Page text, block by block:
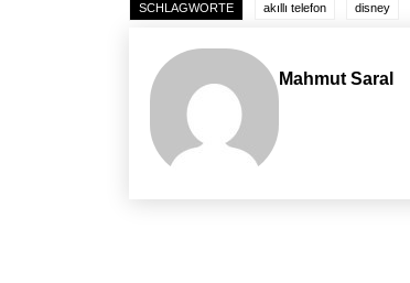
SCHLAGWORTE akıllı telefon disney
Mahmut Saral